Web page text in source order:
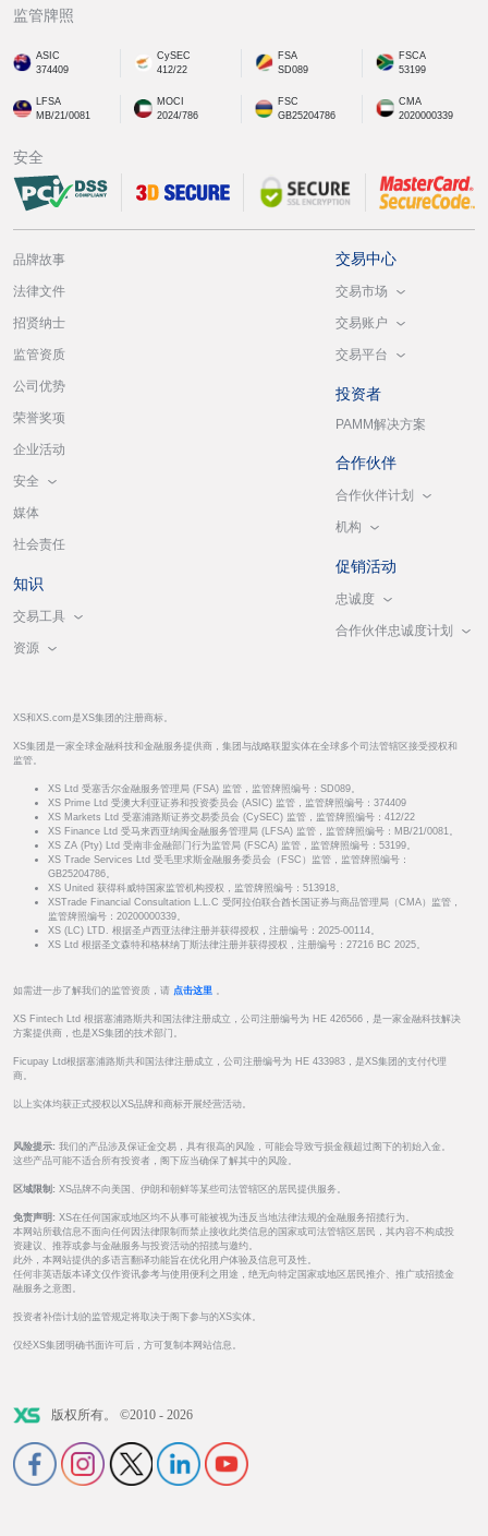
监管牌照
ASIC
374409
CySEC
412/22
FSA
SD089
FSCA
53199
LFSA
MB/21/0081
MOCI
2024/786
FSC
GB25204786
CMA
2020000339
安全
品牌故事
法律文件
招贤纳士
监管资质
公司优势
荣誉奖项
企业活动
安全
媒体
社会责任
知识
交易工具
资源
交易中心
交易市场
交易账户
交易平台
投资者
PAMM解决方案
合作伙伴
合作伙伴计划
机构
促销活动
忠诚度
合作伙伴忠诚度计划
XS和XS.com是XS集团的注册商标。
XS集团是一家全球金融科技和金融服务提供商，集团与战略联盟实体在全球多个司法管辖区接受授权和
监管。
XS Ltd 受塞舌尔金融服务管理局 (FSA) 监管，监管牌照编号：SD089。
XS Prime Ltd 受澳大利亚证券和投资委员会 (ASIC) 监管，监管牌照编号：374409
XS Markets Ltd 受塞浦路斯证券交易委员会 (CySEC) 监管，监管牌照编号：412/22
XS Finance Ltd 受马来西亚纳闽金融服务管理局 (LFSA) 监管，监管牌照编号：MB/21/0081。
XS ZA (Pty) Ltd 受南非金融部门行为监管局 (FSCA) 监管，监管牌照编号：53199。
XS Trade Services Ltd 受毛里求斯金融服务委员会（FSC）监管，监管牌照编号：
GB25204786。
XS United 获得科威特国家监管机构授权，监管牌照编号：513918。
XSTrade Financial Consultation L.L.C 受阿拉伯联合酋长国证券与商品管理局（CMA）监管，
监管牌照编号：20200000339。
XS (LC) LTD. 根据圣卢西亚法律注册并获得授权，注册编号：2025-00114。
XS Ltd 根据圣文森特和格林纳丁斯法律注册并获得授权，注册编号：27216 BC 2025。
如需进一步了解我们的监管资质，请 点击这里 。
XS Fintech Ltd 根据塞浦路斯共和国法律注册成立，公司注册编号为 HE 426566，是一家金融科技解决
方案提供商，也是XS集团的技术部门。
Ficupay Ltd根据塞浦路斯共和国法律注册成立，公司注册编号为 HE 433983，是XS集团的支付代理
商。
以上实体均获正式授权以XS品牌和商标开展经营活动。
风险提示: 我们的产品涉及保证金交易，具有很高的风险，可能会导致亏损金额超过阁下的初始入金。
这些产品可能不适合所有投资者，阁下应当确保了解其中的风险。
区域限制: XS品牌不向美国、伊朗和朝鲜等某些司法管辖区的居民提供服务。
免责声明: XS在任何国家或地区均不从事可能被视为违反当地法律法规的金融服务招揽行为。
本网站所载信息不面向任何因法律限制而禁止接收此类信息的国家或司法管辖区居民，其内容不构成投
资建议、推荐或参与金融服务与投资活动的招揽与邀约。
此外，本网站提供的多语言翻译功能旨在优化用户体验及信息可及性。
任何非英语版本译文仅作资讯参考与使用便利之用途，绝无向特定国家或地区居民推介、推广或招揽金
融服务之意图。
投资者补偿计划的监管规定将取决于阁下参与的XS实体。
仅经XS集团明确书面许可后，方可复制本网站信息。
版权所有。 ©2010 - 2026